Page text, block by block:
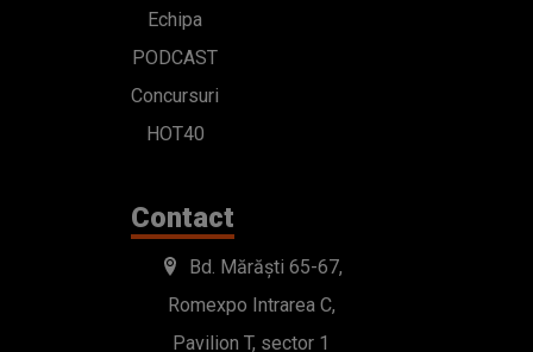
Echipa
PODCAST
Concursuri
HOT40
Contact
Bd. Mărăști 65-67,
Romexpo Intrarea C,
Pavilion T, sector 1